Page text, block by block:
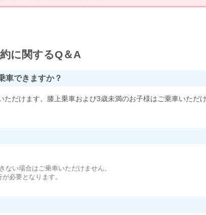
に関するQ＆A
車できますか？
だけます。膝上乗車および3歳未満のお子様はご乗車いただ
い場合はご乗車いただけません。
必要となります。